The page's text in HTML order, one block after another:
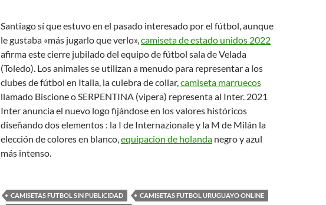
Santiago sí que estuvo en el pasado interesado por el fútbol, aunque
le gustaba «más jugarlo que verlo»,camiseta de estado unidos 2022
afirma este cierre jubilado del equipo de fútbol sala de Velada
(Toledo). Los animales se utilizan a menudo para representar a los
clubes de fútbol en Italia, la culebra de collar,camiseta marruecos
llamado Biscione o SERPENTINA (vipera) representa al Inter. 2021
Inter anuncia el nuevo logo fijándose en los valores históricos
diseñando dos elementos : la I de Internazionale y la M de Milán la
elección de colores en blanco,equipacion de holanda negro y azul
más intenso.
CAMISETAS FUTBOL SIN PUBLICIDAD
CAMISETAS FUTBOL URUGUAYO ONLINE